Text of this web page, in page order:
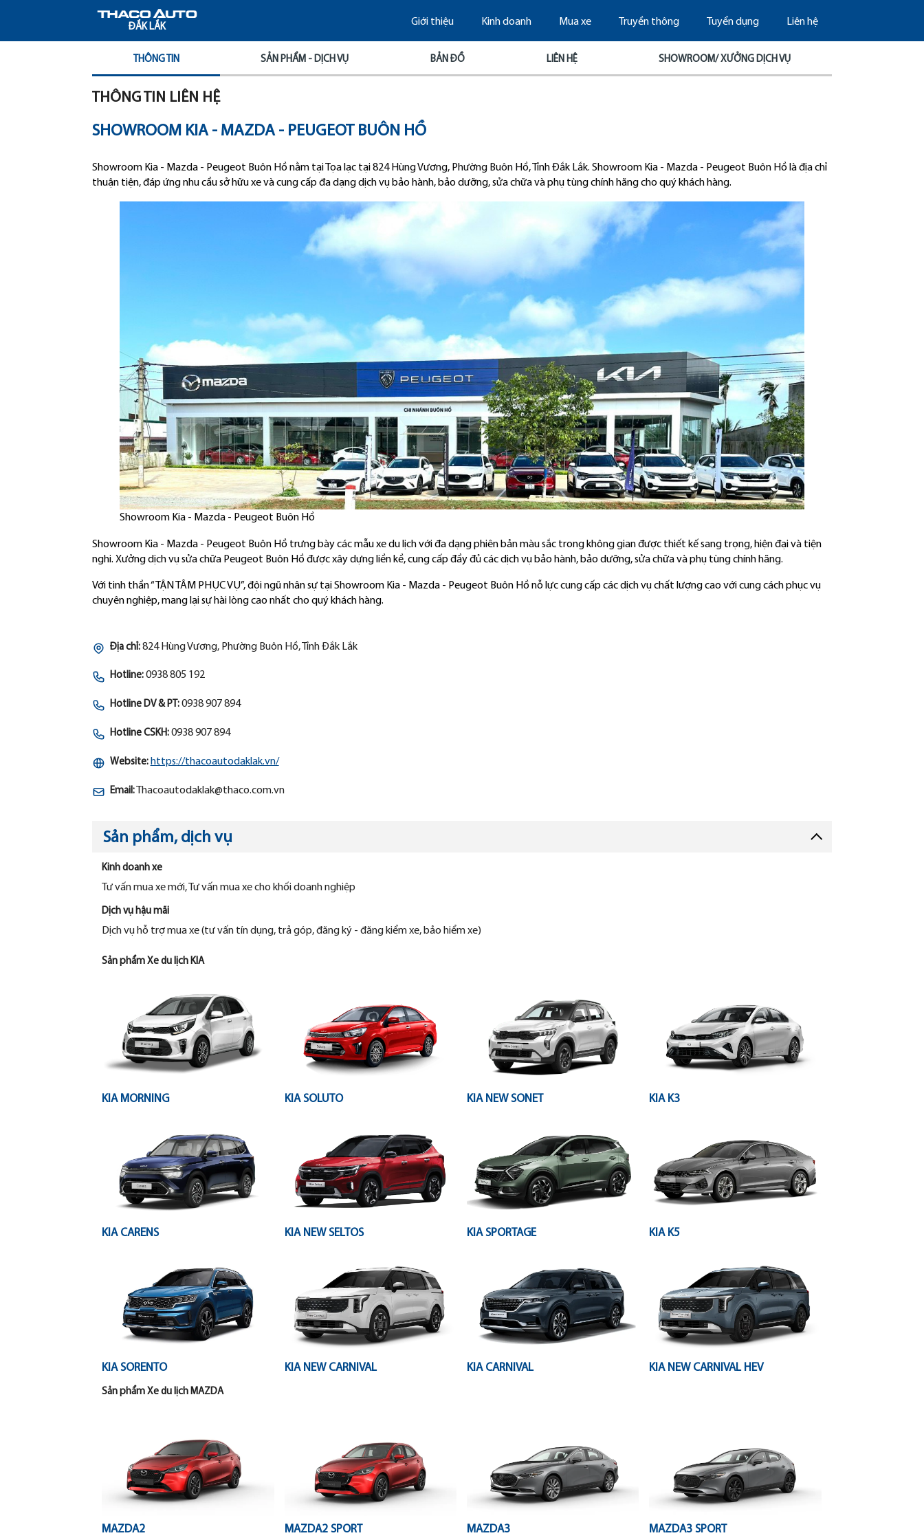
ĐẮK LẮK Giới thiệu Kinh doanh Mua xe Truyền thông Tuyển dụng Liên hệ
THÔNG TIN SẢN PHẨM - DỊCH VỤ BẢN ĐỒ LIÊN HỆ SHOWROOM/ XƯỞNG DỊCH VỤ
THÔNG TIN LIÊN HỆ
SHOWROOM KIA - MAZDA - PEUGEOT BUÔN HỒ
Showroom Kia - Mazda - Peugeot Buôn Hồ nằm tại Tọa lạc tại824 Hùng Vương, Phường Buôn Hồ, Tỉnh Đắk Lắk.Showroom Kia - Mazda - Peugeot Buôn Hồ là địa chỉ
thuận tiện, đáp ứng nhu cầu sở hữu xe và cung cấp đa dạng dịch vụ bảo hành, bảo dưỡng, sửa chữa và phụ tùng chính hãng cho quý khách hàng.
Showroom Kia - Mazda - Peugeot Buôn Hồ
Showroom Kia - Mazda - Peugeot Buôn Hồ trưng bày các mẫu xe du lịch với đa dạng phiên bản màu sắc trong không gian được thiết kế sang trọng, hiện đại và tiện
nghi. Xưởng dịch vụ sửa chữa Peugeot Buôn Hồ được xây dựng liền kề, cung cấp đầy đủ các dịch vụ bảo hành, bảo dưỡng, sửa chữa và phụ tùng chính hãng.
Với tinh thần “TẬN TÂM PHỤC VỤ”, đội ngũ nhân sự tại Showroom Kia - Mazda - Peugeot Buôn Hồ nỗ lực cung cấp các dịch vụ chất lượng cao với cung cách phục vụ
chuyên nghiệp, mang lại sự hài lòng cao nhất cho quý khách hàng.
Địa chỉ: 824 Hùng Vương, Phường Buôn Hồ, Tỉnh Đắk Lắk
Hotline: 0938 805 192
Hotline DV & PT: 0938 907 894
Hotline CSKH: 0938 907 894
Website: https://thacoautodaklak.vn/
Email: Thacoautodaklak@thaco.com.vn
Sản phẩm, dịch vụ
Kinh doanh xe
Tư vấn mua xe mới, Tư vấn mua xe cho khối doanh nghiệp
Dịch vụ hậu mãi
Dịch vụ hỗ trợ mua xe (tư vấn tín dụng, trả góp, đăng ký - đăng kiểm xe, bảo hiểm xe)
Sản phẩm Xe du lịch KIA
KIA MORNING KIA SOLUTO KIA NEW SONET KIA K3
KIA CARENS KIA NEW SELTOS KIA SPORTAGE KIA K5
KIA SORENTO KIA NEW CARNIVAL KIA CARNIVAL KIA NEW CARNIVAL HEV
Sản phẩm Xe du lịch MAZDA
MAZDA2 MAZDA2 SPORT MAZDA3 MAZDA3 SPORT